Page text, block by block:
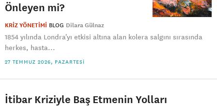
Önleyen mi?
KRİZ YÖNETİMİ BLOG Dilara Gülnaz
1854 yılında Londra'yı etkisi altına alan kolera salgını sırasında
herkes, hasta...
27 TEMMUZ 2026, PAZARTESI
İtibar Kriziyle Baş Etmenin Yolları